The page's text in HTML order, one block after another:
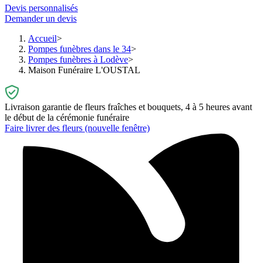
Devis personnalisés
Demander un devis
Accueil
Pompes funèbres dans le 34
Pompes funèbres à Lodève
Maison Funéraire L'OUSTAL
Livraison garantie de fleurs fraîches et bouquets, 4 à 5 heures avant
le début de la cérémonie funéraire
Faire livrer des fleurs (nouvelle fenêtre)